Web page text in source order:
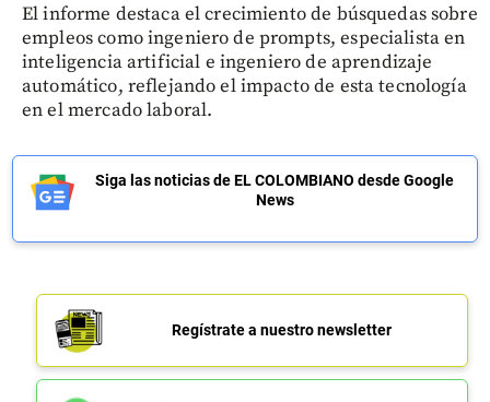
El informe destaca el crecimiento de búsquedas sobre
empleos como ingeniero de prompts, especialista en
inteligencia artificial e ingeniero de aprendizaje
automático, reflejando el impacto de esta tecnología
en el mercado laboral.
Siga las noticias de EL COLOMBIANO desde Google
News
Regístrate a nuestro newsletter